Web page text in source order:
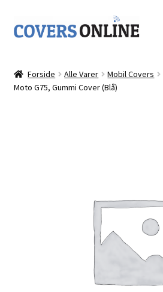
Spring
til
Spring
til
Shop
Forside Alle Varer Mobil Covers
Moto G75, Gummi Cover (Blå)